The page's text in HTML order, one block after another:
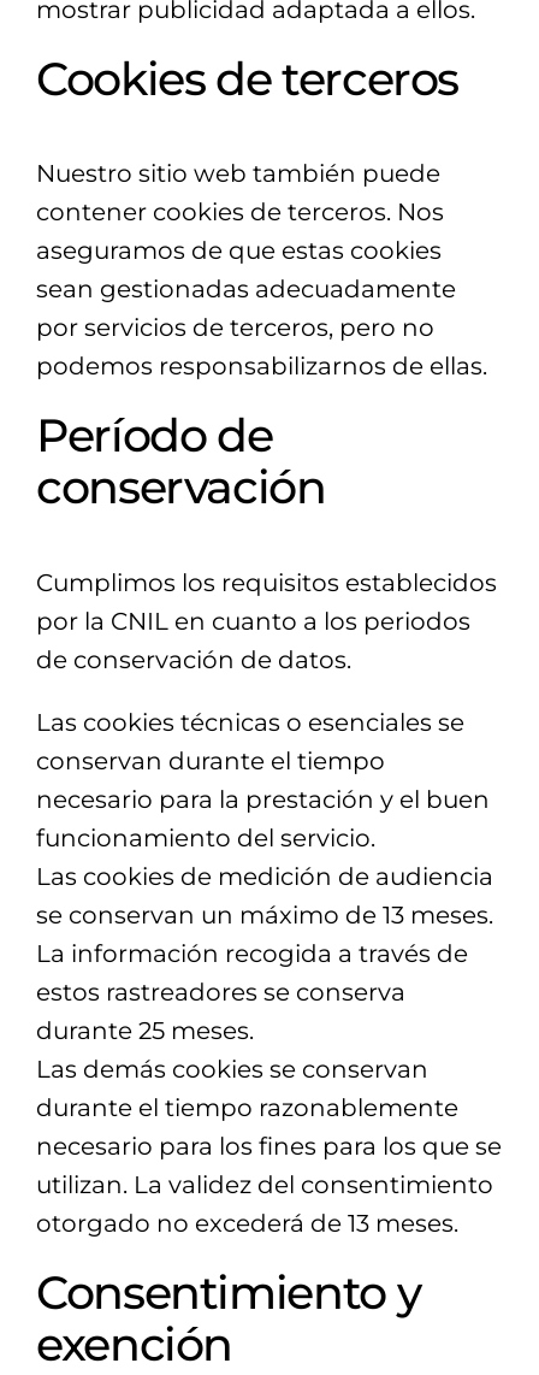
mostrar publicidad adaptada a ellos.
Cookies de terceros
Nuestro sitio web también puede
contener cookies de terceros. Nos
aseguramos de que estas cookies
sean gestionadas adecuadamente
por servicios de terceros, pero no
podemos responsabilizarnos de ellas.
Período de
conservación
Cumplimos los requisitos establecidos
por la CNIL en cuanto a los periodos
de conservación de datos.
Las cookies técnicas o esenciales se
conservan durante el tiempo
necesario para la prestación y el buen
funcionamiento del servicio.
Las cookies de medición de audiencia
se conservan un máximo de 13 meses.
La información recogida a través de
estos rastreadores se conserva
durante 25 meses.
Las demás cookies se conservan
durante el tiempo razonablemente
necesario para los fines para los que se
utilizan. La validez del consentimiento
otorgado no excederá de 13 meses.
Consentimiento y
exención